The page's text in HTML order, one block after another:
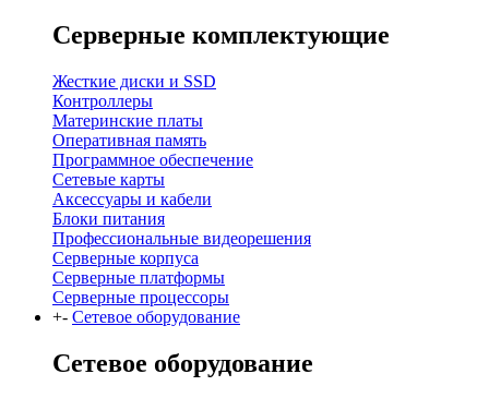
Серверные комплектующие
Жесткие диски и SSD
Контроллеры
Материнские платы
Оперативная память
Программное обеспечение
Сетевые карты
Аксессуары и кабели
Блоки питания
Профессиональные видеорешения
Серверные корпуса
Серверные платформы
Серверные процессоры
+- Сетевое оборудование
Сетевое оборудование